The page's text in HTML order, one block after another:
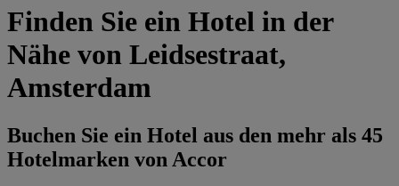
Finden Sie ein Hotel in der
Nähe von Leidsestraat,
Amsterdam
Buchen Sie ein Hotel aus den mehr als 45
Hotelmarken von Accor